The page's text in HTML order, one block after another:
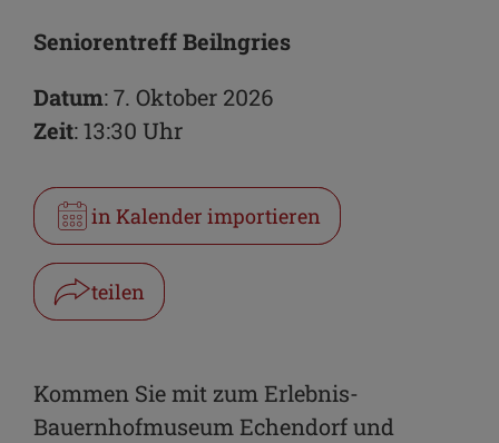
Seniorentreff Beilngries
Datum: 7. Oktober 2026
Zeit: 13:30 Uhr
in Kalender importieren
teilen
WhatsApp
Kommen Sie mit zum Erlebnis-
Bauernhofmuseum Echendorf und